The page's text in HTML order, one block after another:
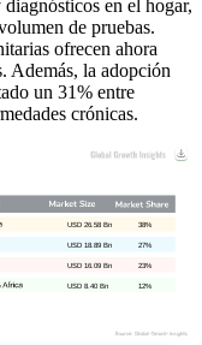
en el hogar,
de pruebas.
ofrecen ahora
Además, la adopción
un 31% entre
crónicas.
12%
USD 8.40 Bn
23%
USD 16.09 Bn
27%
USD 18.89 Bn
38%
USD 26.58 Bn